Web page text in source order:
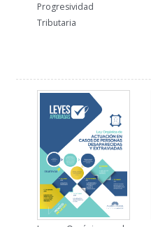
Progresividad
Tributaria